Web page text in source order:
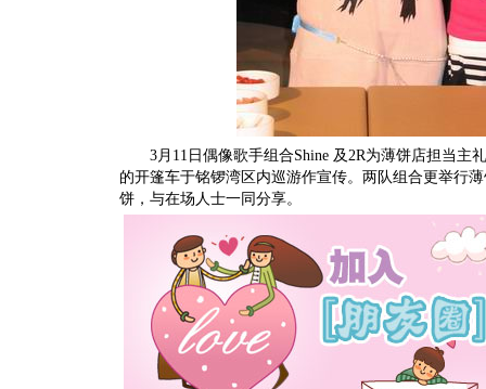
3月11日偶像歌手组合Shine 及2R为薄饼店担当主
的开篷车于铭锣湾区内巡游作宣传。两队组合更举行
饼，与在场人士一同分享。